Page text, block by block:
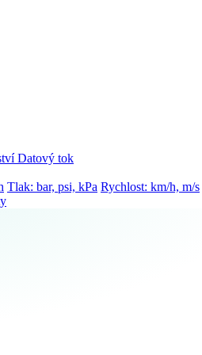
Datový tok
Tlak: bar, psi, kPa Rychlost: km/h, m/s